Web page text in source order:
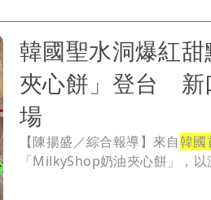
韓國聖水洞爆紅
夾心餅」登台 新
場
【陳揚盛／綜合報導】來自韓國
「MilkyShop奶油夾心餅」，